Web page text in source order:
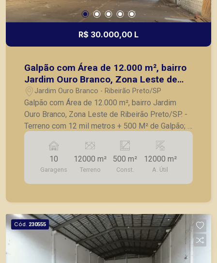
R$ 30.000,00 L
Galpão com Área de 12.000 m², bairro
Jardim Ouro Branco, Zona Leste de
Ribeirão Preto/SP.
Jardim Ouro Branco - Ribeirão Preto/SP
Galpão com Área de 12.000 m², bairro Jardim
Ouro Branco, Zona Leste de Ribeirão Preto/SP. -
Terreno com 12 mil metros + 500 M² de Galpão; -
01 com 500,00 m²; - Área de pátio de 12.000,00
m²; - Copa; - Guarita; - Caixa d´água de 20.000
litros; - Ideal para agencia de veiculo; - Varias
vagas de garagem. A Piramid tem como objetivo
atender seus clientes com agilidade e segurança,
de Ribeirão Preto.
10
Garagens
12000 m²
Terreno
500 m²
Const.
12000 m²
A. Útil
Cód. 230555